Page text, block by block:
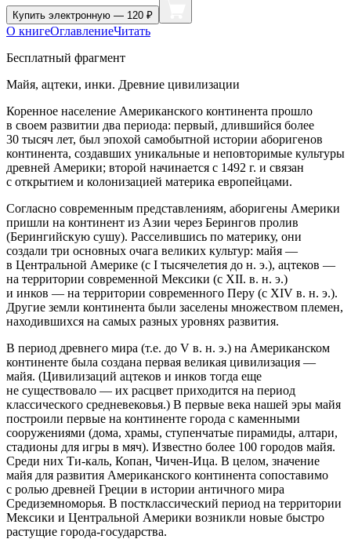
Купить электронную — 120 ₽
О книгеОглавлениеЧитать
Бесплатный фрагмент
Майя, ацтеки, инки. Древние цивилизации
Коренное население Американского континента прошло
в своем развитии два периода: первый, длившийся более
30 тысяч лет, был эпохой самобытной истории аборигенов
континента, создавших уникальные и неповторимые культуры
древней Америки; второй начинается с 1492 г. и связан
с открытием и колонизацией материка европейцами.
Согласно современным представлениям, аборигены Америки
пришли на континент из Азии через Берингов пролив
(Берингийскую сушу). Расселившись по материку, они
создали три основных очага великих культур: майя —
в Центральной Америке (с I тысячелетия до н. э.), ацтеков —
на территории современной Мексики (с XII. в. н. э.)
и инков — на территории современного Перу (с XIV в. н. э.).
Другие земли континента были заселены множеством племен,
находившихся на самых разных уровнях развития.
В период древнего мира (т.е. до V в. н. э.) на Американском
континенте была создана первая великая цивилизация —
майя. (Цивилизаций ацтеков и инков тогда еще
не существовало — их расцвет приходится на период
классического средневековья.) В первые века нашей эры майя
построили первые на континенте города с каменными
сооружениями (дома, храмы, ступенчатые пирамиды, алтари,
стадионы для игры в мяч). Известно более 100 городов майя.
Среди них Ти-каль, Копан, Чичен-Ица. В целом, значение
майя для развития Американского континента сопоставимо
с ролью древней Греции в истории античного мира
Средиземноморья. В постклассический период на территории
Мексики и Центральной Америки возникли новые быстро
растущие города-государства.